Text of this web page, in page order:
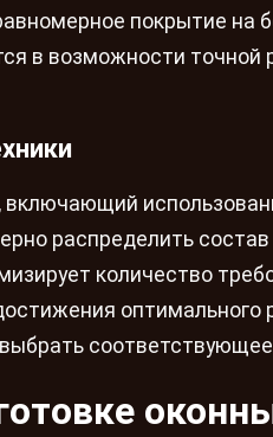
покрытие на
в возможности
распределить
количество
оптимального